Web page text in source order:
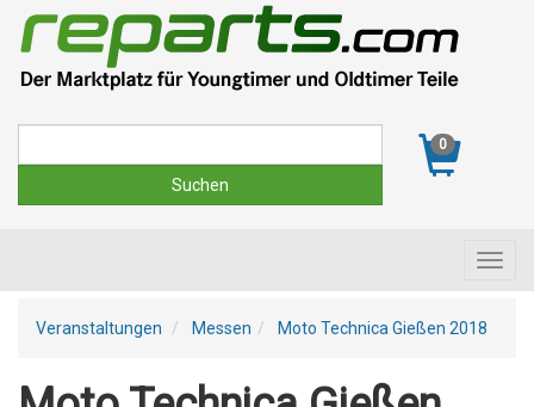
0
Veranstaltungen Messen Moto Technica Gießen 2018